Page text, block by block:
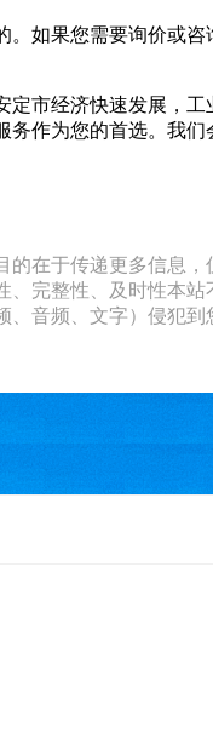
如果您需要询价或
市经济快速发展，
作为您的首选。我
在于传递更多信息
完整性、及时性本
音频、文字）侵犯